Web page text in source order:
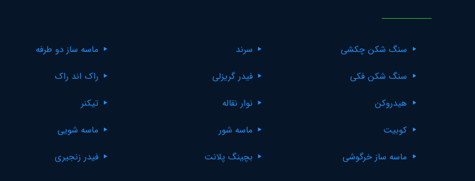
سنگ شکن چکشی
سنگ شکن فکی
هیدروکن
کوبیت
ماسه ساز خرگوشی
سرند
فیدر گریزلی
نوار نقاله
ماسه شور
بچینگ پلانت
ماسه ساز دو طرفه
راک اند راک
تیکنر
ماسه شویی
فیدر زنجیری